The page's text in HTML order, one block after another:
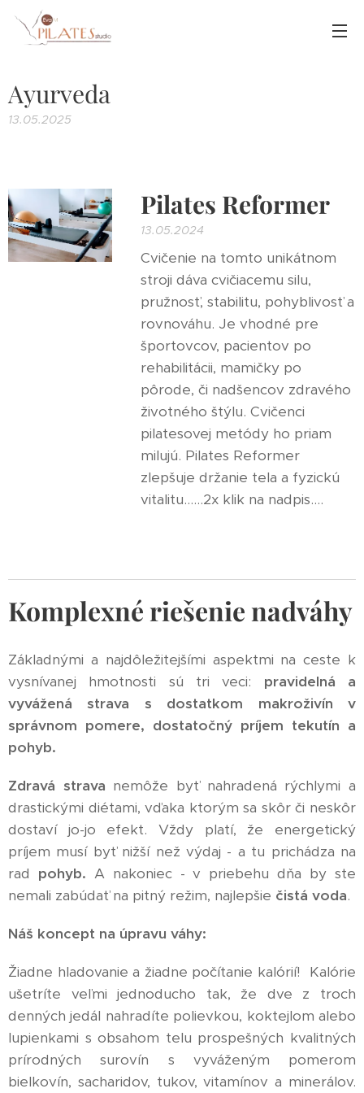
Ayurveda
13.05.2025
Pilates Reformer
13.05.2024
Cvičenie na tomto unikátnom
stroji dáva cvičiacemu silu,
pružnosť, stabilitu, pohyblivosť a
rovnováhu. Je vhodné pre
športovcov, pacientov po
rehabilitácii, mamičky po
pôrode, či nadšencov zdravého
životného štýlu. Cvičenci
pilatesovej metódy ho priam
milujú. Pilates Reformer
zlepšuje držanie tela a fyzickú
vitalitu......2x klik na nadpis....
Komplexné riešenie nadváhy
Základnými a najdôležitejšími aspektmi na ceste k
vysnívanej hmotnosti sú tri veci: pravidelná a
vyvážená strava s dostatkom makroživín v
správnom pomere, dostatočný príjem tekutín a
pohyb.
Zdravá strava nemôže byť nahradená rýchlymi a
drastickými diétami, vďaka ktorým sa skôr či neskôr
dostaví jo-jo efekt. Vždy platí, že energetický
príjem musí byť nižší než výdaj - a tu prichádza na
rad pohyb. A nakoniec - v priebehu dňa by ste
nemali zabúdať na pitný režim, najlepšie čistá voda.
Náš koncept na úpravu váhy:
Žiadne hladovanie a žiadne počítanie kalórií! Kalórie
ušetríte veľmi jednoducho tak, že dve z troch
denných jedál nahradíte polievkou, koktejlom alebo
lupienkami s obsahom telu prospešných kvalitných
prírodných surovín s vyváženým pomerom
bielkovín, sacharidov, tukov, vitamínov a minerálov.